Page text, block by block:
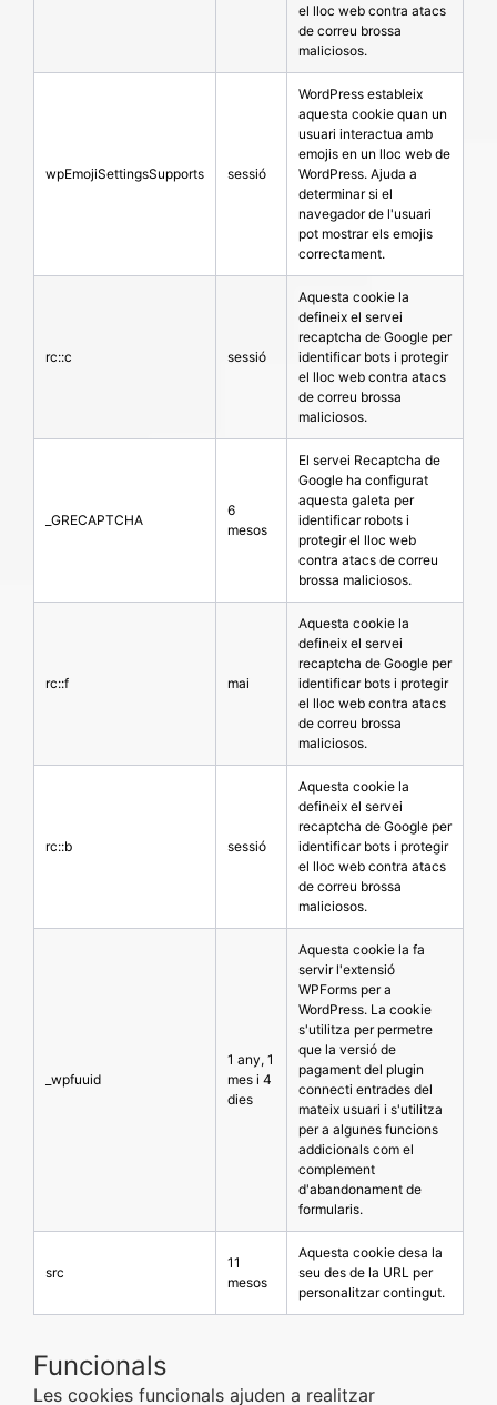
el lloc web contra atacs
de correu brossa
maliciosos.
wpEmojiSettingsSupports sessió
WordPress estableix
aquesta cookie quan un
usuari interactua amb
emojis en un lloc web de
WordPress. Ajuda a
determinar si el
navegador de l'usuari
pot mostrar els emojis
correctament.
rc::c sessió
Aquesta cookie la
defineix el servei
recaptcha de Google per
identificar bots i protegir
el lloc web contra atacs
de correu brossa
maliciosos.
_GRECAPTCHA
6
mesos
El servei Recaptcha de
Google ha configurat
aquesta galeta per
identificar robots i
protegir el lloc web
contra atacs de correu
brossa maliciosos.
rc::f mai
Aquesta cookie la
defineix el servei
recaptcha de Google per
identificar bots i protegir
el lloc web contra atacs
de correu brossa
maliciosos.
rc::b sessió
Aquesta cookie la
defineix el servei
recaptcha de Google per
identificar bots i protegir
el lloc web contra atacs
de correu brossa
maliciosos.
_wpfuuid
1 any, 1
mes i 4
dies
Aquesta cookie la fa
servir l'extensió
WPForms per a
WordPress. La cookie
s'utilitza per permetre
que la versió de
pagament del plugin
connecti entrades del
mateix usuari i s'utilitza
per a algunes funcions
addicionals com el
complement
d'abandonament de
formularis.
src
11
mesos
Aquesta cookie desa la
seu des de la URL per
personalitzar contingut.
Funcionals
Les cookies funcionals ajuden a realitzar